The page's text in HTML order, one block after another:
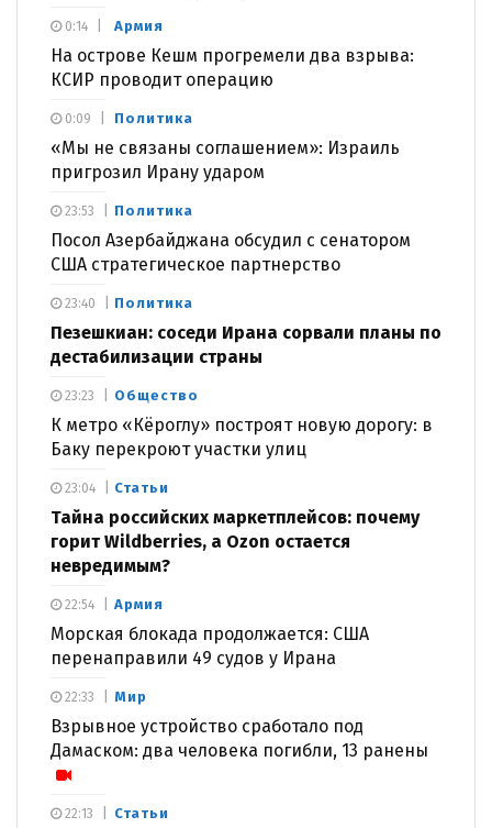
Армия
На острове Кешм прогремели два взрыва:
КСИР проводит операцию
0:14
Политика
«Мы не связаны соглашением»: Израиль
пригрозил Ирану ударом
0:09
Политика
Посол Азербайджана обсудил с сенатором
США стратегическое партнерство
23:53
Политика
Пезешкиан: соседи Ирана сорвали планы по
дестабилизации страны
23:40
Общество
К метро «Кёроглу» построят новую дорогу: в
Баку перекроют участки улиц
23:23
Статьи
Тайна российских маркетплейсов: почему
горит Wildberries, а Ozon остается
невредимым?
23:04
Армия
Морская блокада продолжается: США
перенаправили 49 судов у Ирана
22:54
Мир
Взрывное устройство сработало под
Дамаском: два человека погибли, 13 ранены
22:33
Статьи
22:13